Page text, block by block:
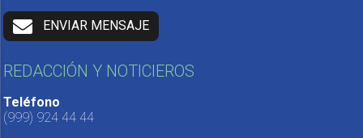
ENVIAR MENSAJE
REDACCIÓN Y NOTICIEROS
Teléfono
(999) 924 44 44